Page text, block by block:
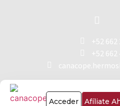
+52 662
+52 662
Acceder Afíliate